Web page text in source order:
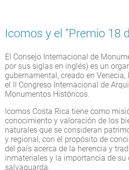
Icomos y el “Premio 18
El Consejo Internacional de
por sus siglas en inglés) es un
gubernamental, creado en
el II Congreso Internacional de
Monumentos Históricos.
Icomos Costa Rica tiene como
conocimiento y valoración de los
naturales que se consideran
y regional, con el propósito de
del país acerca de la herencia y
inmateriales y la importancia de su
salvaguarda.